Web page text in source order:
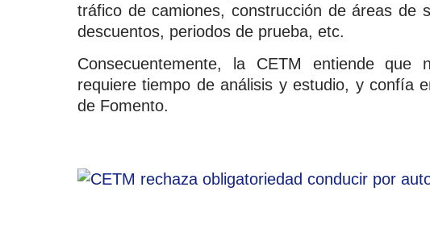
tráfico de camiones, construcción de áreas de
descuentos, periodos de prueba, etc.
Consecuentemente, la CETM entiende
requiere tiempo de análisis y estudio, y confía
de Fomento.